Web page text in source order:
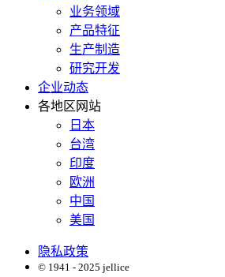
业务领域
产品特征
生产制造
研究开发
企业动态
各地区网站
日本
台湾
印度
欧洲
中国
美国
隐私政策
© 1941 - 2025 jellice